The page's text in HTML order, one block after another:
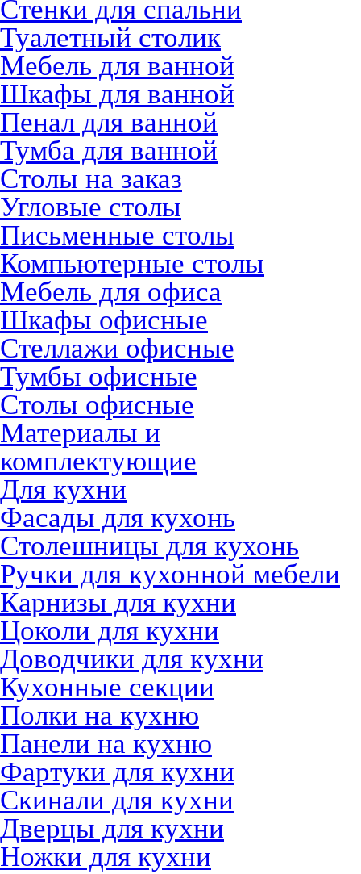
Стенки для спальни
Туалетный столик
Мебель для ванной
Шкафы для ванной
Пенал для ванной
Тумба для ванной
Столы на заказ
Угловые столы
Письменные столы
Компьютерные столы
Мебель для офиса
Шкафы офисные
Стеллажи офисные
Тумбы офисные
Столы офисные
Материалы и
комплектующие
Для кухни
Фасады для кухонь
Столешницы для кухонь
Ручки для кухонной мебели
Карнизы для кухни
Цоколи для кухни
Доводчики для кухни
Кухонные секции
Полки на кухню
Панели на кухню
Фартуки для кухни
Скинали для кухни
Дверцы для кухни
Ножки для кухни